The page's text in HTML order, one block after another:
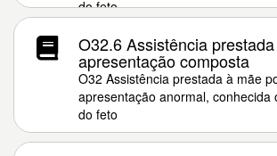
do feto
O32.6 Assistência
apresentação composta
O32 Assistência prestada à mãe
apresentação anormal, conhecida
do feto